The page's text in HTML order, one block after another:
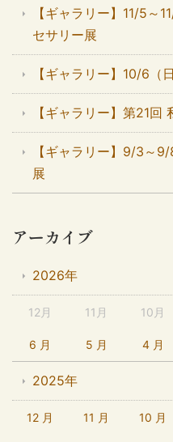
【ギャラリー】11/5～
セサリー展
【ギャラリー】10/6（
【ギャラリー】第21
【ギャラリー】9/3～
展
アーカイブ
2026年
12月 11月 10月
6 月 5 月 4 月
2025年
12 月 11 月 10 月